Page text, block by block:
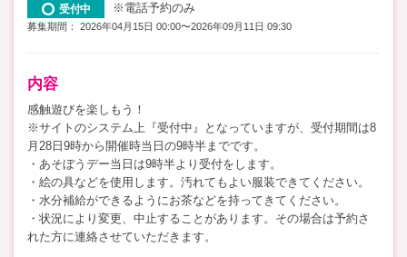
受付中 ※電話予約のみ
募集期間： 2026年04月15日 00:00〜2026年09月11日 09:30
内容
感触遊びを楽しもう！
※サイトのシステム上『受付中』となっていますが、受付期間は8
月28日9時から開催時当日の9時半までです。
・あそぼうデー当日は9時半より受付をします。
・絵の具などを使用します。汚れてもよい服装できてください。
・水分補給ができるようにお茶などを持ってきてください。
・状況により変更、中止することがあります。その場合は予約さ
れた方に連絡させていただきます。